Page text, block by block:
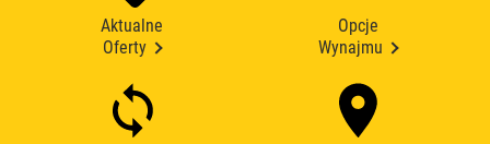
Aktualne
Oferty
Opcje
Wynajmu